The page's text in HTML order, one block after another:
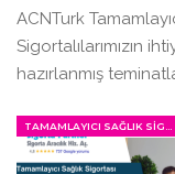
ACNTurk
Sigortalılarımızın
hazırlanmış